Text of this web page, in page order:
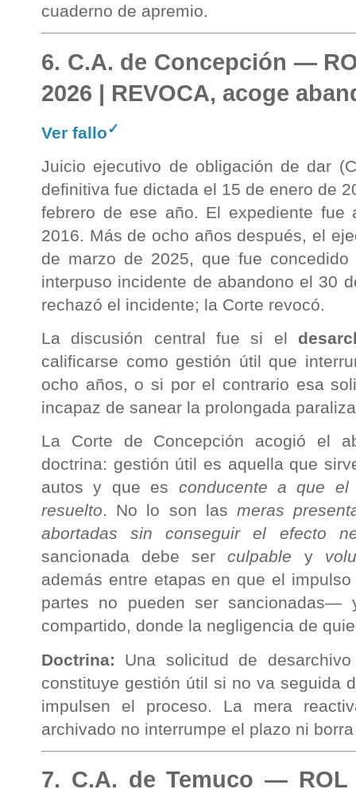
cuaderno de apremio.
6. C.A. de Concepción —
2026 | REVOCA, acoge
Ver fallo✓
Juicio ejecutivo de obligación de dar
definitiva fue dictada el 15 de enero de
febrero de ese año. El expediente fue
2016. Más de ocho años después, el
de marzo de 2025, que fue
interpuso incidente de abandono el 30
rechazó el incidente; la Corte revocó.
La discusión central fue si el
calificarse como gestión útil que
ocho años, o si por el contrario esa
incapaz de sanear la prolongada
La Corte de Concepción acogió el
doctrina: gestión útil es aquella que
autos y que es conducente a que
resuelto. No lo son las meras
abortadas sin conseguir el efecto
sancionada debe serculpable y
además entre etapas en que el
partes no pueden ser
compartido, donde la negligencia de
Doctrina: Una solicitud de
constituye gestión útil si no va seguida
impulsen el proceso. La mera
archivado no interrumpe el plazo ni
7. C.A. de Temuco — ROL